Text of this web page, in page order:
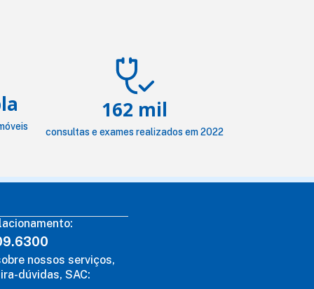
162 mil
consultas e exames realizados em 2022
nossos serviços,
dúvidas, SAC: